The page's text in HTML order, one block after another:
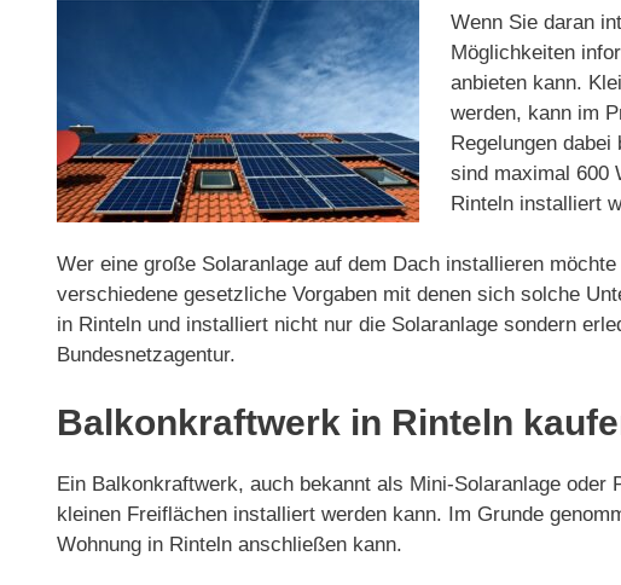
Wenn Sie daran
Möglichkeiten
anbieten kann.
werden, kann im
Regelungen
sind maximal 600
Rinteln installiert
Wer eine große Solaranlage auf dem Dach installieren
verschiedene gesetzliche Vorgaben mit denen sich solche
in Rinteln und installiert nicht nur die Solaranlage sondern
Bundesnetzagentur.
Balkonkraftwerk in Rinteln
Ein Balkonkraftwerk, auch bekannt als Mini-Solaranlage
kleinen Freiflächen installiert werden kann. Im Grunde
Wohnung in Rinteln anschließen kann.